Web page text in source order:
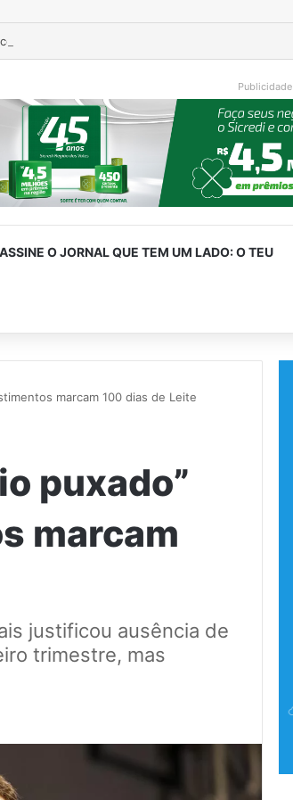
do Rio Guaporé
Publicidade
ASSINE O JORNAL QUE TEM UM LADO: O TEU
marcam 100 dias de Leite
puxado”
marcam
justificou ausência de
trimestre, mas